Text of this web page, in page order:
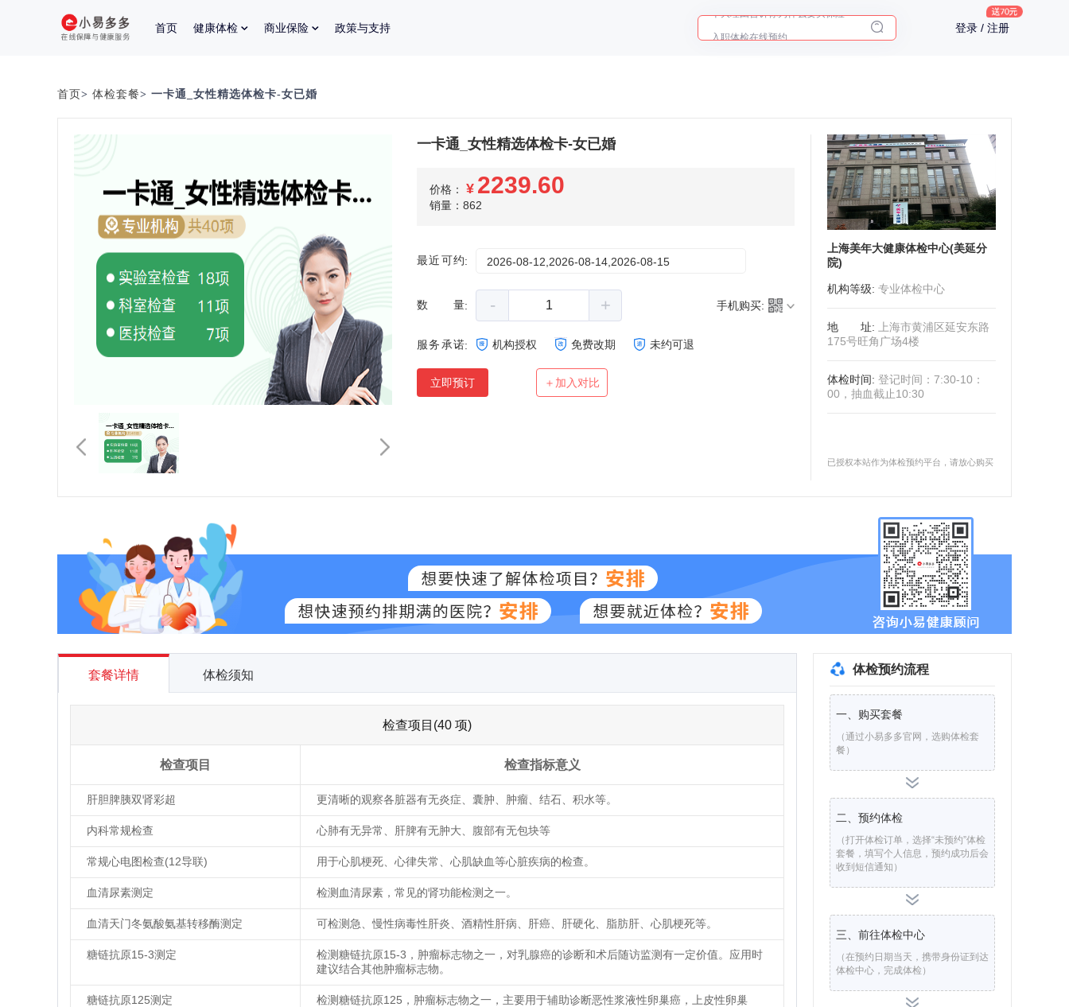
首页 健康体检 商业保险 政策与支持 登录 / 注册
首页> 体检套餐> 一卡通_女性精选体检卡-女已婚
一卡通_女性精选体检卡-女已婚
价格： ¥ 2239.60
销量：862
最近可约: 2026-08-12,2026-08-14,2026-08-15
数量: - + 手机购买:
服务承诺: 机构授权 免费改期 未约可退
立即预订 ＋加入对比
上海美年大健康体检中心(美延分
院)
机构等级: 专业体检中心
地址:
上海市黄浦区延安东路
175号旺角广场4楼
体检时间: 登记时间：7:30-10：
00，抽血截止10:30
已授权本站作为体检预约平台，请放心购买
套餐详情 体检须知
检查项目(40 项)
检查项目 检查指标意义
肝胆脾胰双肾彩超 更清晰的观察各脏器有无炎症、囊肿、肿瘤、结石、积水等。
内科常规检查 心肺有无异常、肝脾有无肿大、腹部有无包块等
常规心电图检查(12导联) 用于心肌梗死、心律失常、心肌缺血等心脏疾病的检查。
血清尿素测定 检测血清尿素，常见的肾功能检测之一。
血清天门冬氨酸氨基转移酶测定 可检测急、慢性病毒性肝炎、酒精性肝病、肝癌、肝硬化、脂肪肝、心肌梗死等。
糖链抗原15-3测定
检测糖链抗原15-3，肿瘤标志物之一，对乳腺癌的诊断和术后随访监测有一定价值。应用时
建议结合其他肿瘤标志物。
糖链抗原125测定
检测糖链抗原125，肿瘤标志物之一，主要用于辅助诊断恶性浆液性卵巢癌，上皮性卵巢
体检预约流程
一、购买套餐
（通过小易多多官网，选购体检套
餐）
二、预约体检
（打开体检订单，选择“未预约”体检
套餐，填写个人信息，预约成功后会
收到短信通知）
三、前往体检中心
（在预约日期当天，携带身份证到达
体检中心，完成体检）